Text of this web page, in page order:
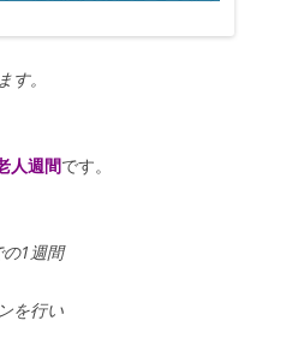
。
人週間です。
1週間
を行い